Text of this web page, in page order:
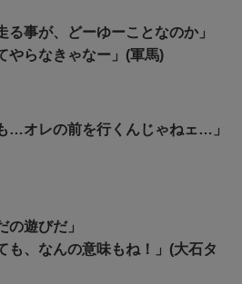
る事が、どーゆーことなのか」
やらなきゃなー」(軍馬)
…オレの前を行くんじゃねェ…」
の遊びだ」
も、なんの意味もね！」(大石タ